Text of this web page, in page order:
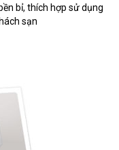
bỉ, thích hợp sử dụng
sạn